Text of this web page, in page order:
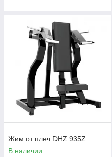
Жим от плеч DHZ 935Z
В наличии